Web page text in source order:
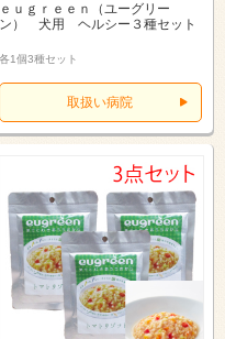
ｅｕｇｒｅｅｎ（ユーグリー
ン） 犬用 ヘルシー３種セット
各1個3種セット
取扱い病院